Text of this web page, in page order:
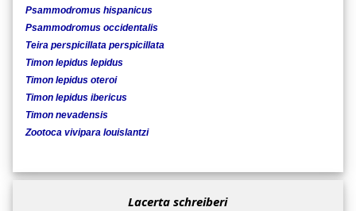
Psammodromus hispanicus
Psammodromus occidentalis
Teira perspicillata perspicillata
Timon lepidus lepidus
Timon lepidus oteroi
Timon lepidus ibericus
Timon nevadensis
Zootoca vivipara louislantzi
Lacerta schreiberi